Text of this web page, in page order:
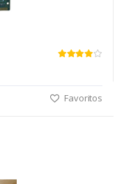
Favoritos